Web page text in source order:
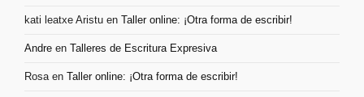
kati leatxe Aristu en Taller online: ¡Otra forma de escribir!
Andre en Talleres de Escritura Expresiva
Rosaen Taller online: ¡Otra forma de escribir!